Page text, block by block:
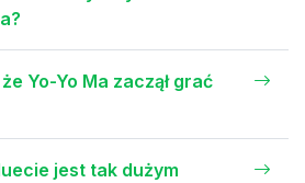
Yo-Yo Ma zaczął grać
jest tak dużym